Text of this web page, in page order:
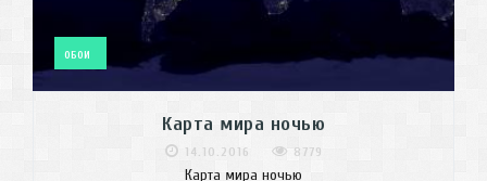
ОБОИ
Карта мира ночью
14.10.2016 8779
Карта мира ночью